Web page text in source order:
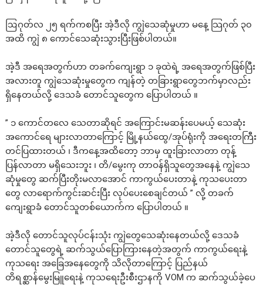
ဩဂုတ်လ ၂၅ ရက်ကစပြီး အဲ့ဒီလို ကျွဲသေဆုံမှုဟာ မနေ့ သြဂုတ် ၃၀
အထိ ကျွဲ ၈ ကောင်သေဆုံးသွားပြီးဖြစ်ပါတယ်။
အဲ့ဒီ အရေအတွက်ဟာ တခက်ကျေးရွာ ၁ ခုထဲရဲ့ အရေအတွက်ဖြစ်ပြီး
အလားတူ ကျွဲသေဆုံးမှုတွေက ကျန်တဲ့ တခြားရွာတွေဘက်မှာလည်း
ရှိနေတယ်လို့ ဒေသခံ တောင်သူတွေက ပြောပါတယ် ။
” ၁ ကောင်တလေ သေတာဆိုရင် အကြောင်းမဆန်းပေမယ့် သေဆုံး
အကောင်ရေ များလာတာကြောင့် မြို့နယ်ထွေ/အုပ်ရုံးကို အရေးတကြီး
တင်ပြထားတယ် ၊ ဒီကနေ့အထိတော့ ဘာမှ ထူးခြားလာတာ တုန့်
ပြန်လာတာ မရှိသေးဘူး ၊ တိ/မွေးကု တာဝန်ရှိသူတွေအနေနဲ့ ကျွဲသေ
ဆုံမှုတွေ ဆက်ပြီးတိုးမလာအောင် ကာကွယ်ပေးတာနဲ့ ကုသပေးတာ
တွေ လာရောက်ကွင်းဆင်းပြီး လုပ်ပေးစေချင်တယ် ” လို့ တခက်
ကျေးရွာခံ တောင်သူတစ်ယောက်က ပြောပါတယ် ။
အဲ့ဒီလို တောင်သူလုပ်ငန်းသုံး ကျွဲတွေသေဆုံးနေတယ်လို့ ဒေသခံ
တောင်သူတွေရဲ့ ဆက်သွယ်ပြောကြားနေတဲ့အတွက် ကာကွယ်ရေးနဲ့
ကုသရေး အခြေအနေတွေကို သိလိုတာကြောင့် ပြည်နယ်
တိရစ္ဆာန်မွေးမြူရေးနဲ့ ကုသရေးဦးစီးဌာနကို VOM က ဆက်သွယ်ခဲ့ပေ